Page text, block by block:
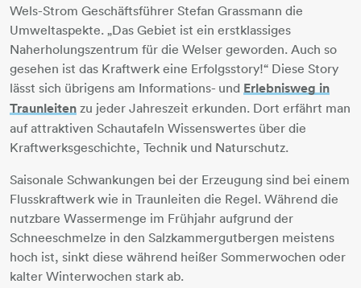
Wels-Strom Geschäftsführer Stefan Grassmann die
Umweltaspekte. „Das Gebiet ist ein erstklassiges
Naherholungszentrum für die Welser geworden. Auch so
gesehen ist das Kraftwerk eine Erfolgsstory!“ Diese Story
lässt sich übrigens am Informations- und Erlebnisweg in
Traunleiten zu jeder Jahreszeit erkunden. Dort erfährt man
auf attraktiven Schautafeln Wissenswertes über die
Kraftwerksgeschichte, Technik und Naturschutz.
Saisonale Schwankungen bei der Erzeugung sind bei einem
Flusskraftwerk wie in Traunleiten die Regel. Während die
nutzbare Wassermenge im Frühjahr aufgrund der
Schneeschmelze in den Salzkammergutbergen meistens
hoch ist, sinkt diese während heißer Sommerwochen oder
kalter Winterwochen stark ab.